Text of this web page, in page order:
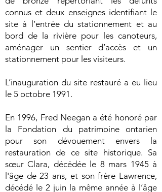
connus et deux enseignes identifiant le
site à l’entrée du stationnement et au
bord de la rivière pour les canoteurs,
aménager un sentier d’accès et un
stationnement pour les visiteurs.
L’inauguration du site restauré a eu lieu
le 5 octobre 1991.
En 1996, Fred Neegan a été honoré par
la Fondation du patrimoine ontarien
pour son dévouement envers la
restauration de ce site historique. Sa
sœur Clara, décédée le 8 mars 1945 à
l'âge de 23 ans, et son frère Lawrence,
décédé le 2 juin la même année à l’âge